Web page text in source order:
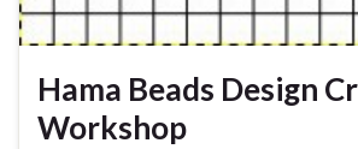
Hama Beads Design
Workshop